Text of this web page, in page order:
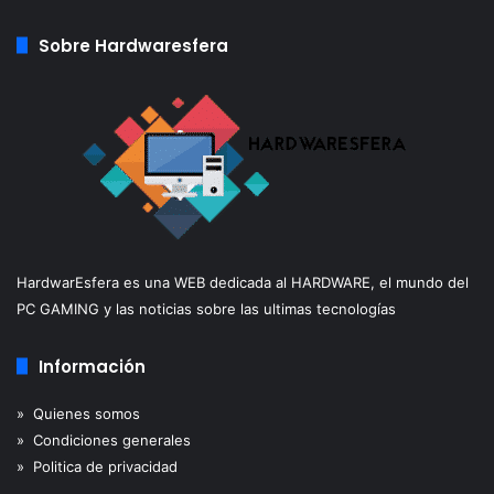
Sobre Hardwaresfera
HardwarEsfera es una WEB dedicada al HARDWARE, el mundo del
PC GAMING y las noticias sobre las ultimas tecnologías
Información
» Quienes somos
» Condiciones generales
» Politica de privacidad